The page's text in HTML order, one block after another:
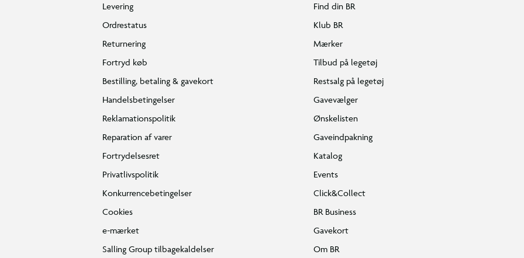
Levering
Ordrestatus
Returnering
Fortryd køb
Bestilling, betaling & gavekort
Handelsbetingelser
Reklamationspolitik
Reparation af varer
Fortrydelsesret
Privatlivspolitik
Konkurrencebetingelser
Cookies
e-mærket
Salling Group tilbagekaldelser
Find din BR
Klub BR
Mærker
Tilbud på legetøj
Restsalg på legetøj
Gavevælger
Ønskelisten
Gaveindpakning
Katalog
Events
Click&Collect
BR Business
Gavekort
Om BR